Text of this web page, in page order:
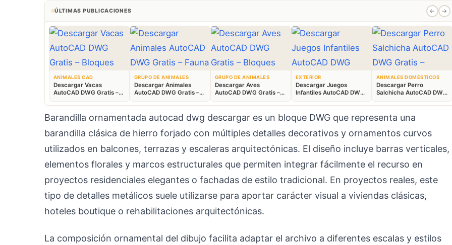
ÚLTIMAS PUBLICACIONES ← →
ANIMALES CAD
Descargar Vacas
AutoCAD DWG Gratis –
Bloques Ganaderos 2D
GRUPO DE ANIMALES
Descargar Animales
AutoCAD DWG Gratis –
Fauna 2D CAD
GRUPO DE ANIMALES
Descargar Aves
AutoCAD DWG Gratis –
Bloques Animales 2D
EXTERIOR
Descargar Juegos
Infantiles AutoCAD DWG
Gratis – Parque 2D
ANIMALES DOMÉSTICOS
Descargar Perro
Salchicha AutoCAD DWG
Gratis – Bloque 2D
Barandilla ornamentada autocad dwg descargar es un bloque DWG que representa una
barandilla clásica de hierro forjado con múltiples detalles decorativos y ornamentos curvos
utilizados en balcones, terrazas y escaleras arquitectónicas. El diseño incluye barras verticales,
elementos florales y marcos estructurales que permiten integrar fácilmente el recurso en
proyectos residenciales elegantes o fachadas de estilo tradicional. En proyectos reales, este
tipo de detalles metálicos suele utilizarse para aportar carácter visual a viviendas clásicas,
hoteles boutique o rehabilitaciones arquitectónicas.
La composición ornamental del dibujo facilita adaptar el archivo a diferentes escalas y estilos